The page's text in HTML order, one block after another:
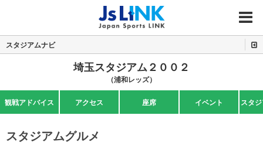
MENU
スタジアムナビ
埼玉スタジアム２００２
（浦和レッズ）
観戦アドバイス アクセス 座席 イベント スタ
スタジアムグルメ